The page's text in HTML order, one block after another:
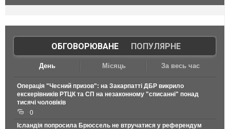
ОБГОВОРЮВАНЕ| ПОПУЛЯРНЕ
День Місяць За весь час
Операція "Чесний призов": на Закарпатті ДБР викрило
екскерівників РТЦК та СП на незаконному "списанні" понад
тисячі чоловіків
0
Ісландія попросила Брюссель не втручатися у референдум